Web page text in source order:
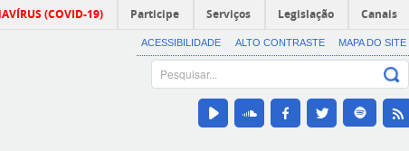
(COVID-19) Participe Serviços Legislação Canais
ACESSIBILIDADE ALTO CONTRASTE MAPA DO SITE